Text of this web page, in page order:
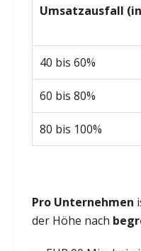
Umsatzausfall
40 bis 60%
60 bis 80%
80 bis 100%
Pro Unternehmen
der Höhe nach